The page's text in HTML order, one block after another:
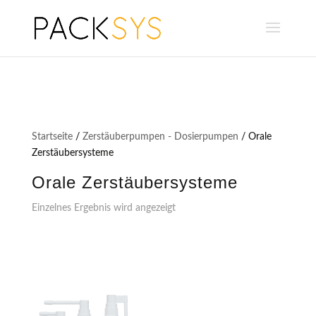
Startseite/ Zerstäuberpumpen - Dosierpumpen / Orale
Zerstäubersysteme
Orale Zerstäubersysteme
Einzelnes Ergebnis wird angezeigt